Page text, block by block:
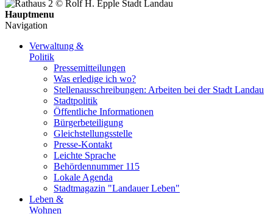
Hauptmenu
Navigation
Verwaltung &
Politik
Pressemitteilungen
Was erledige ich wo?
Stellenausschreibungen: Arbeiten bei der Stadt Landau
Stadtpolitik
Öffentliche Informationen
Bürgerbeteiligung
Gleichstellungsstelle
Presse-Kontakt
Leichte Sprache
Behördennummer 115
Lokale Agenda
Stadtmagazin "Landauer Leben"
Leben &
Wohnen